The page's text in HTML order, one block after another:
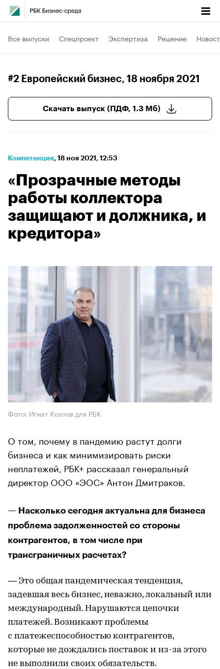
Все выпуски Спецпроект Экспертиза Решение
#2 Европейский бизнес, 18 ноября 2021
Скачать выпуск (ПДФ, 1.3 Мб)
Компетенция⁠, 18 ноя 2021, 12:53
«Прозрачные методы
работы коллектора
защищают и должника, и
кредитора»
Фото: Игнат Козлов для РБК
О том, почему в пандемию растут долги
бизнеса и как минимизировать риски
неплатежей, РБК+ рассказал генеральный
директор ООО «ЭОС» Антон Дмитраков.
— Насколько сегодня актуальна для бизнеса
проблема задолженностей со стороны
контрагентов, в том числе при
трансграничных расчетах?
— Это общая пандемическая тенденция,
задевшая весь бизнес, неважно, локальный или
международный. Нарушаются цепочки
платежей. Возникают проблемы
с платежеспособностью контрагентов,
которые не дождались поставок и из-за этого
не выполнили своих обязательств.